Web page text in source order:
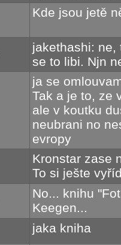
Kde jsou jetě
jakethashi: ne,
se to libi. Njn
ja se
Tak a je to, ze
ale v koutku
neubrani no
evropy
Kronstar zase
To si ješte
No... knihu
Keegen...
jaka kniha